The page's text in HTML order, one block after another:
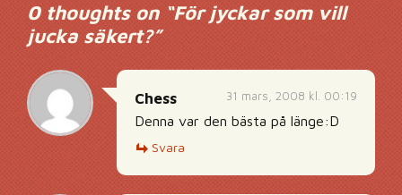
0 thoughts on “För jyckar som vill
jucka säkert?”
31 mars, 2008 kl. 00:19
Chess
Denna var den bästa på länge:D
Svara